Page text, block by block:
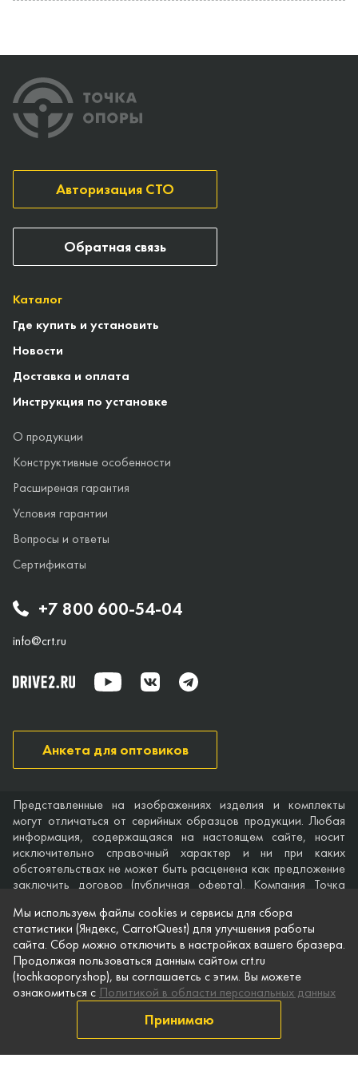
+7 800 600-54-04
info@crt.ru
Каталог
Где купить и установить
Новости
Доставка и оплата
Инструкция по установке
О продукции
Конструктивные особенности
Расширеная гарантия
Условия гарантии
Вопросы и ответы
Сертификаты
Авторизация СТО
Анкета для оптовиков
Обратная связь
Представленные на изображениях изделия и комплекты
могут отличаться от серийных образцов продукции. Любая
информация, содержащаяся на настоящем сайте, носит
исключительно справочный характер и ни при каких
обстоятельствах не может быть расценена как предложение
заключить договор (публичная оферта). Компания Точка
точности и полноты информации на веб-сайте, а также по
поводу беспрепятственного доступа к нему в любое время.
Технические характеристики и комплектация изделий,
указанные на сайте, приведены для примера и могут быть
изменены в любое время без предварительного уведомления.
© Точка опоры, 2021–2026
Защита персональной информации
Мы используем файлы cookies и сервисы для сбора
статистики (Яндекс, CarrotQuest) для улучшения работы
сайта. Сбор можно отключить в настройках вашего бразера.
Продолжая пользоваться данным сайтом crt.ru
(tochkaopory.shop), вы соглашаетсь с этим. Вы можете
ознакомиться с Политикой в области персональных данных
Принимаю